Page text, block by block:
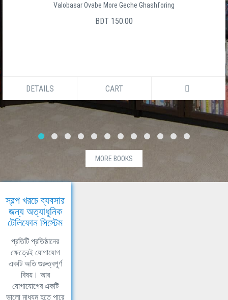
Valobasar Ovabe More Geche Ghashforing
BDT 150.00
DETAILS CART
MORE BOOKS
স্বল্প খরচে ব্যবসার
জন্য অত্যাধুনিক
টেলিফোন সিস্টেম
প্রতিটি প্রতিষ্ঠানের
ক্ষেত্রেই যোগাযোগ
একটি অতি গুরুত্বপূর্ণ
বিষয়। আর
যোগাযোগের একটি
ভালো মাধ্যম হতে পারে